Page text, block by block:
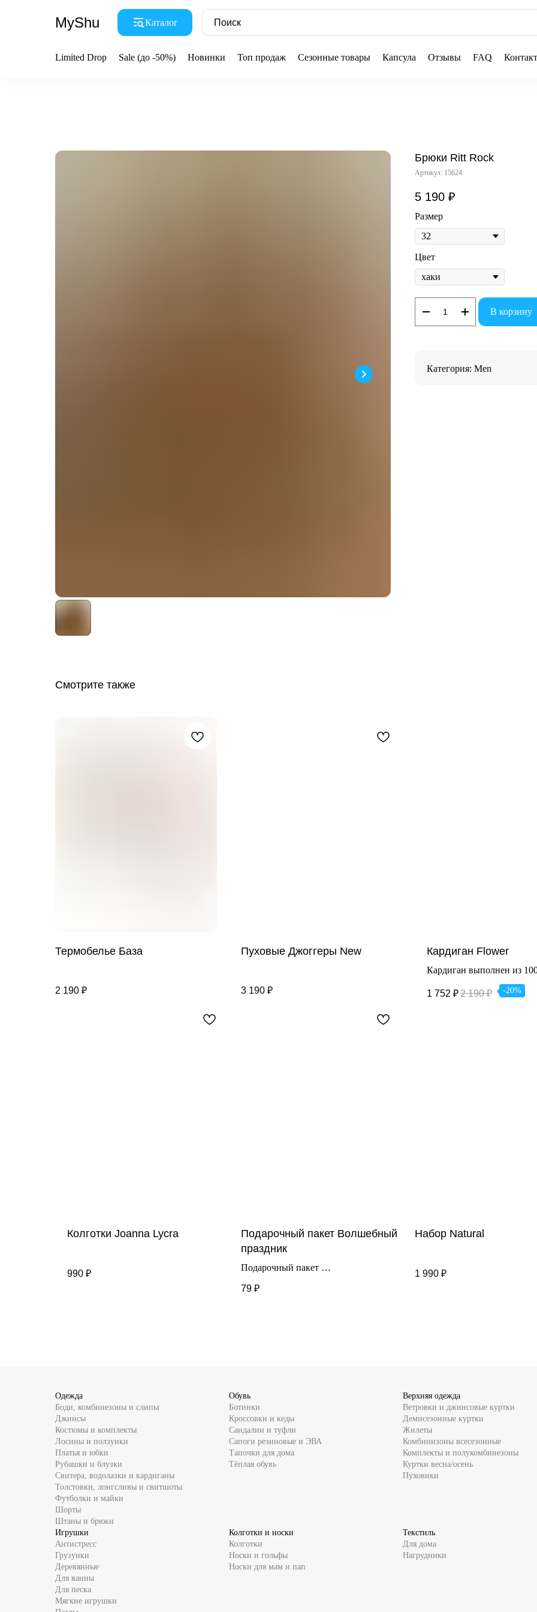
MyShu Каталог
Limited Drop Sale (до -50%) Новинки Топ продаж Сезонные товары Капсула Отзывы FAQ
Брюки Ritt Rock
Артикул: 15624
5 190 ₽
Размер
Цвет
В корзину
Категория: Men
Смотрите также
Термобелье База
2 190 ₽
Пуховые Джоггеры New
3 190 ₽
Кардиган Flower
Кардиган выполнен из
Отличная, легкая модель,
будет дополнять любой
1 752 ₽2 190 ₽ -20%
Колготки Joanna Lycra
990 ₽
Подарочный пакет Волшебный
праздник
Подарочный пакет
79 ₽
Набор Natural
1 990 ₽
Одежда
Боди, комбинезоны и слипы
Джинсы
Костюмы и комплекты
Лосины и ползунки
Платья и юбки
Рубашки и блузки
Свитера, водолазки и кардиганы
Толстовки, лонгсливы и свитшоты
Футболки и майки
Шорты
Штаны и брюки
Обувь
Ботинки
Кроссовки и кеды
Сандалии и туфли
Сапоги резиновые и ЭВА
Тапочки для дома
Тёплая обувь
Верхняя одежда
Ветровки и джинсовые куртки
Демисезонные куртки
Жилеты
Комбинизоны всесезонные
Комплекты и полукомбинезоны
Куртки весна/осень
Пуховики
Игрушки
Антистресс
Грузунки
Деревянные
Для ванны
Для песка
Мягкие игрушки
Колготки и носки
Колготки
Носки и гольфы
Носки для мам и пап
Текстиль
Для дома
Нагрудники